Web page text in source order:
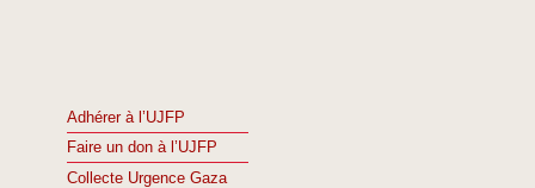
Adhérer à l’UJFP
Faire un don à l’UJFP
Collecte Urgence Gaza